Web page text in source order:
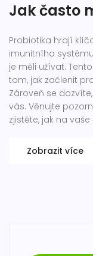
Jak často
Probiotika hrají
imunitního
je měli užívat.
tom, jak začlenit
Zároveň se
vás. Věnujte
zjistěte, jak na
Zobrazit více